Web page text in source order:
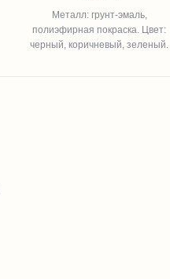
Металл: грунт-эмаль,
полиэфирная покраска. Цвет:
черный, коричневый, зеленый.